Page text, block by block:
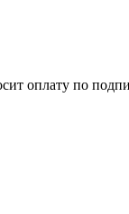
оплату по